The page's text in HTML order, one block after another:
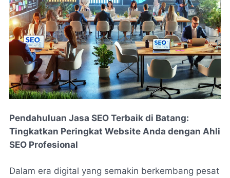
Pendahuluan Jasa SEO Terbaik di Batang:
Tingkatkan Peringkat Website Anda dengan Ahli
SEO Profesional
Dalam era digital yang semakin berkembang pesat